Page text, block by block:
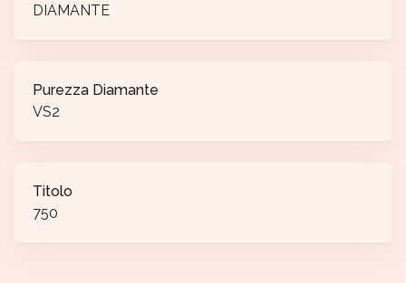
DIAMANTE
Purezza Diamante
VS2
Titolo
750